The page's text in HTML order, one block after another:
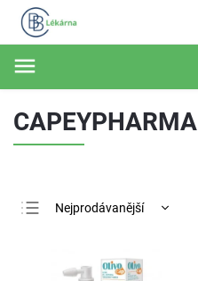
CAPEYPHARMA
Nejprodávanější
Nejdražší